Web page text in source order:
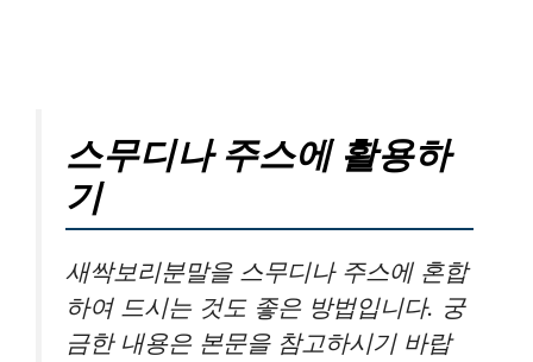
스무디나 주스에 활용하
기
새싹보리분말을 스무디나 주스에 혼합
하여 드시는 것도 좋은 방법입니다. 궁
금한 내용은 본문을 참고하시기 바랍